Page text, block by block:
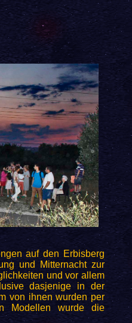
auf den Erbisberg
und Mitternacht zur
und vor allem
dasjenige in der
von ihnen wurden per
Modellen wurde die